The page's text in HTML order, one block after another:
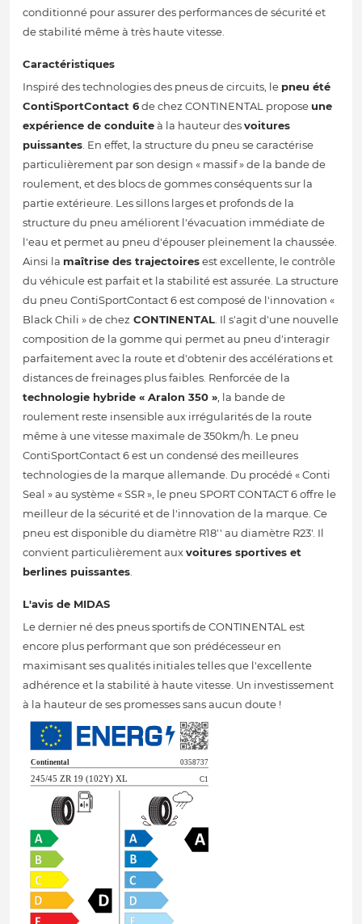
conditionné pour assurer des performances de sécurité et
de stabilité même à très haute vitesse.
Caractéristiques
Inspiré des technologies des pneus de circuits, le pneu été
ContiSportContact 6de chez CONTINENTAL propose une
expérience de conduiteà la hauteur desvoitures
puissantes. En effet, la structure du pneu se caractérise
particulièrement par son design « massif » de la bande de
roulement, et des blocs de gommes conséquents sur la
partie extérieure. Les sillons larges et profonds de la
structure du pneu améliorent l'évacuation immédiate de
l'eau et permet au pneu d'épouser pleinement la chaussée.
Ainsi la maîtrise des trajectoiresest excellente, le contrôle
du véhicule est parfait et la stabilité est assurée. La structure
du pneu ContiSportContact 6 est composé de l'innovation «
Black Chili » de chez CONTINENTAL. Il s'agit d'une nouvelle
composition de la gomme qui permet au pneu d'interagir
parfaitement avec la route et d'obtenir des accélérations et
distances de freinages plus faibles. Renforcée de la
technologie hybride « Aralon 350 », la bande de
roulement reste insensible aux irrégularités de la route
même à une vitesse maximale de 350km/h. Le pneu
ContiSportContact 6 est un condensé des meilleures
technologies de la marque allemande. Du procédé « Conti
Seal » au système « SSR », le pneu SPORT CONTACT 6 offre le
meilleur de la sécurité et de l'innovation de la marque. Ce
pneu est disponible du diamètre R18'' au diamètre R23'. Il
convient particulièrement auxvoitures sportives et
berlines puissantes.
L'avis de MIDAS
Le dernier né des pneus sportifs de CONTINENTAL est
encore plus performant que son prédécesseur en
maximisant ses qualités initiales telles que l'excellente
adhérence et la stabilité à haute vitesse. Un investissement
à la hauteur de ses promesses sans aucun doute !